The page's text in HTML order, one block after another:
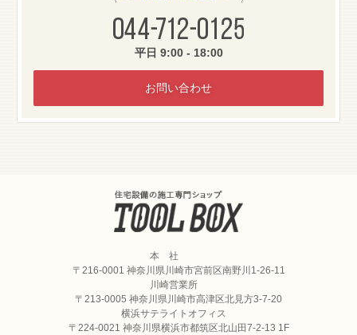
平日 9:00 - 18:00
お問い合わせ
本 社
〒216-0001 神奈川県川崎市宮前区南野川1-26-11
川崎営業所
〒213-0005 神奈川県川崎市高津区北見方3-7-20
横浜サテライトオフィス
〒224-0021 神奈川県横浜市都筑区北山田7-2-13 1F